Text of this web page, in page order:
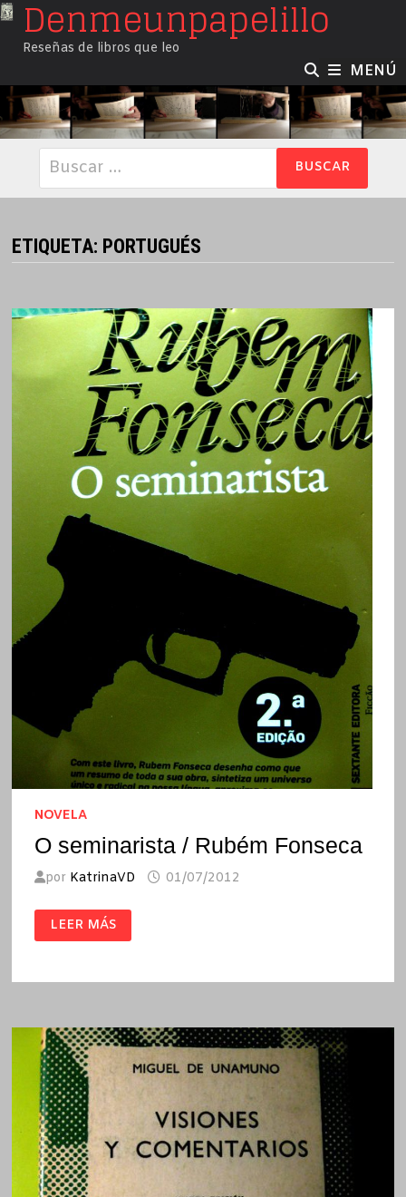
SaltarDenmeunpapelillo
Reseñas de libros que leo
MENÚ
Buscar:
ETIQUETA: PORTUGUÉS
NOVELA
O seminarista / Rubém Fonseca
por KatrinaVD 01/07/2012
O
SEMINARISTA
/
LEER MÁS